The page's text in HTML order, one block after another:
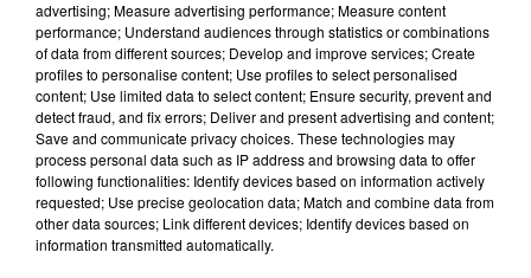
JENNIFER LOPEZ & DAVID GUETTA
Save Me Tonight
P!NK
advertising; Measure advertising performance; Measure content
performance; Understand audiences through statistics or combinations
of data from different sources; Develop and improve services; Create
profiles to personalise content; Use profiles to select personalised
content; Use limited data to select content; Ensure security, prevent and
detect fraud, and fix errors; Deliver and present advertising and content;
Save and communicate privacy choices. These technologies may
process personal data such as IP address and browsing data to offer
following functionalities: Identify devices based on information actively
requested; Use precise geolocation data; Match and combine data from
other data sources; Link different devices; Identify devices based on
information transmitted automatically.